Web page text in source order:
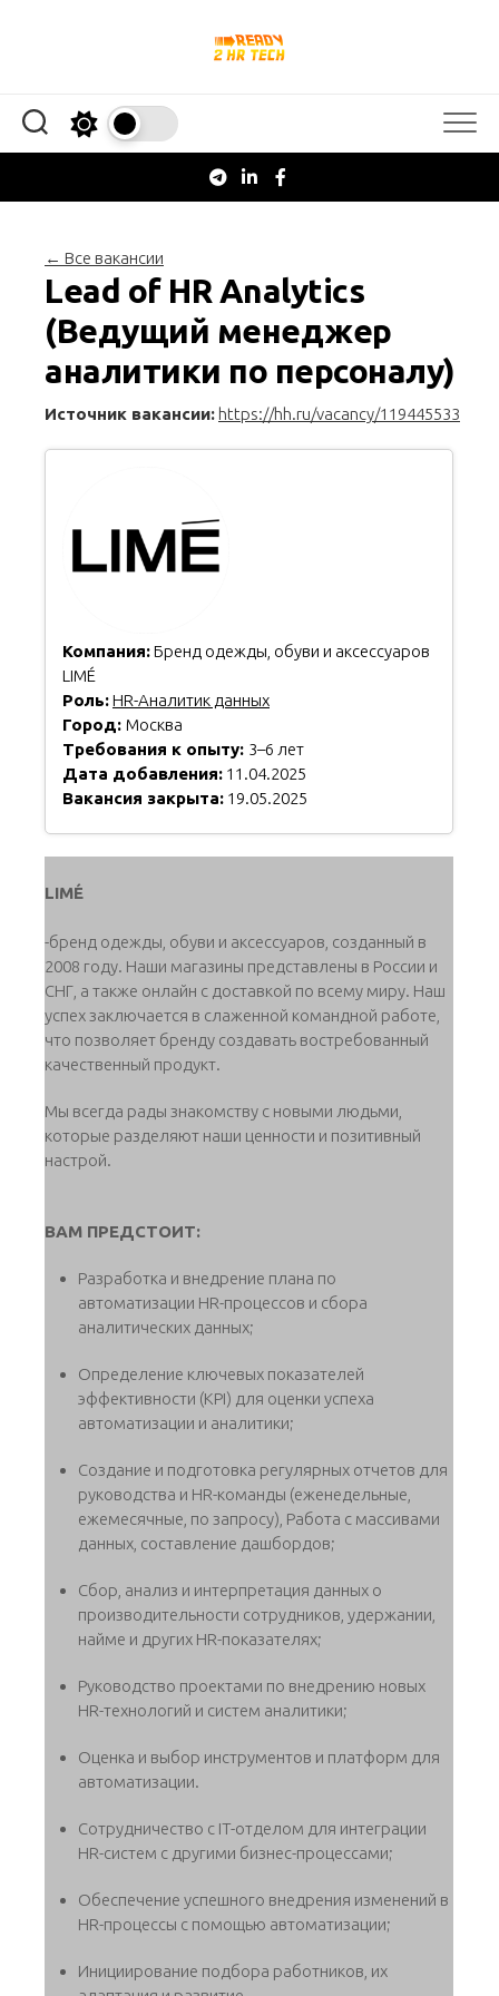
← Все вакансии
Lead of HR Analytics
(Ведущий менеджер
аналитики по персоналу)
Источник вакансии: https://hh.ru/vacancy/119445533
Компания:Бренд одежды, обуви и аксессуаров
LIMÉ
Роль:HR-Аналитик данных
Город: Москва
Требования к опыту: 3–6 лет
Дата добавления: 11.04.2025
Вакансия закрыта: 19.05.2025
LIMÉ
-бренд одежды, обуви и аксессуаров, созданный в
2008 году. Наши магазины представлены в России и
СНГ, а также онлайн с доставкой по всему миру. Наш
успех заключается в слаженной командной работе,
что позволяет бренду создавать востребованный
качественный продукт.
Мы всегда рады знакомству с новыми людьми,
которые разделяют наши ценности и позитивный
настрой.
ВАМ ПРЕДСТОИТ:
Разработка и внедрение плана по
автоматизации HR-процессов и сбора
аналитических данных;
Определение ключевых показателей
эффективности (KPI) для оценки успеха
автоматизации и аналитики;
Создание и подготовка регулярных отчетов для
руководства и HR-команды (еженедельные,
ежемесячные, по запросу), Работа с массивами
данных, составление дашбордов;
Сбор, анализ и интерпретация данных о
производительности сотрудников, удержании,
найме и других HR-показателях;
Руководство проектами по внедрению новых
HR-технологий и систем аналитики;
Оценка и выбор инструментов и платформ для
автоматизации.
Сотрудничество с IT-отделом для интеграции
HR-систем с другими бизнес-процессами;
Обеспечение успешного внедрения изменений в
HR-процессы с помощью автоматизации;
Инициирование подбора работников, их